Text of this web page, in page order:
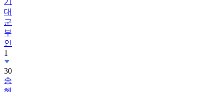
대
군
부
인
1
30
송